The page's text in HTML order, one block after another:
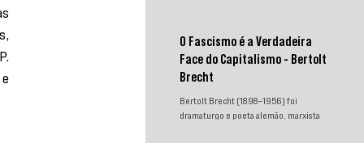
impulsionam a desdolarização. O
processo, porém, é gradual e exige
novas instituições financeiras capazes
soberano e reduzir a dependência do
sistema monetário dominado pelos
O Fascismo é a Verdadeira
Face do Capitalismo - Bertolt
Brecht
Bertolt Brecht (1898–1956) foi
dramaturgo e poeta alemão, marxista